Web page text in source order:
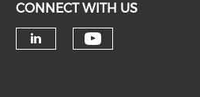
CONNECT WITH US
Check our
Check